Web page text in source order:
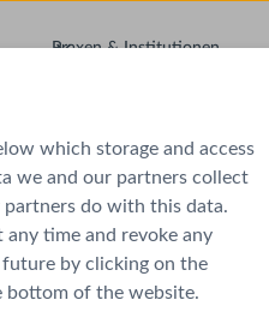
which storage and access
we and our partners collect
do with this data.
any time and revoke any
by clicking on the
bottom of the website.
Praxen & Institutionen